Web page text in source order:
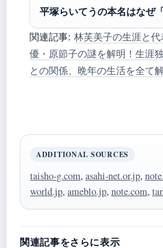
平塚らいてうの本名はなぜ
関連記事: 林芙美子の生涯と代
優・原節子の謎を解明！生涯
との関係、晩年の生活を全て
ADDITIONAL SOURCES
taisho-g.com, asahi-net.or.jp,
world.jp, ameblo.jp, note.com,
関連記事をさらに表示